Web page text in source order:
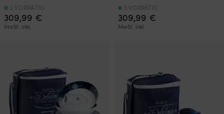
309,99 €
MwSt. inkl.
2 VORRÄTIG
309,99 €
MwSt. inkl.
3 VORRÄTIG